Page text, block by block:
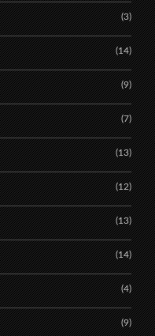
(3)
(14)
(9)
(7)
(13)
(12)
(13)
(14)
(4)
(9)